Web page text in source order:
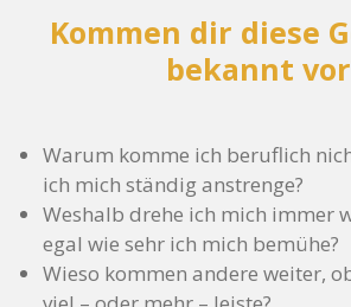
Kommen dir diese
bekannt
Warum komme ich beruflich
ich mich ständig anstrenge?
Weshalb drehe ich mich immer
egal wie sehr ich mich bemühe?
Wieso kommen andere weiter,